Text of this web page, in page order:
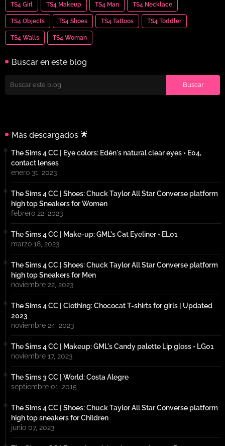
TS4 Girl TS4 Makeup TS4 Man TS4 Necklace
TS4 Objects TS4 Shoes TS4 Tattoos TS4 Toddler
TS4 Walls TS4 Woman
Buscar en este blog
Más descargados 🌟
The Sims 4 CC | Eye colors: Edén's natural clear eyes • E04,
contact lenses
enero 31, 2023
The Sims 4 CC | Shoes: Chuck Taylor All Star Converse platform
high top Sneakers for Women
febrero 22, 2023
The Sims 4 CC | Make-up: GML's Cat Eyeliner • EL01
marzo 18, 2023
The Sims 4 CC | Shoes: Chuck Taylor All Star Converse platform
high top Sneakers for Men
noviembre 22, 2023
The Sims 4 CC | Clothing: Chococat T-shirts for girls | Updated
2023
noviembre 24, 2023
The Sims 4 CC | Makeup: GML's Candy palette Lip gloss • LG01
noviembre 17, 2023
The Sims 3 CC | World: Costa Alegre
septiembre 01, 2015
The Sims 4 CC | Shoes: Chuck Taylor All Star Converse platform
high top sneakers for Children
junio 07, 2023